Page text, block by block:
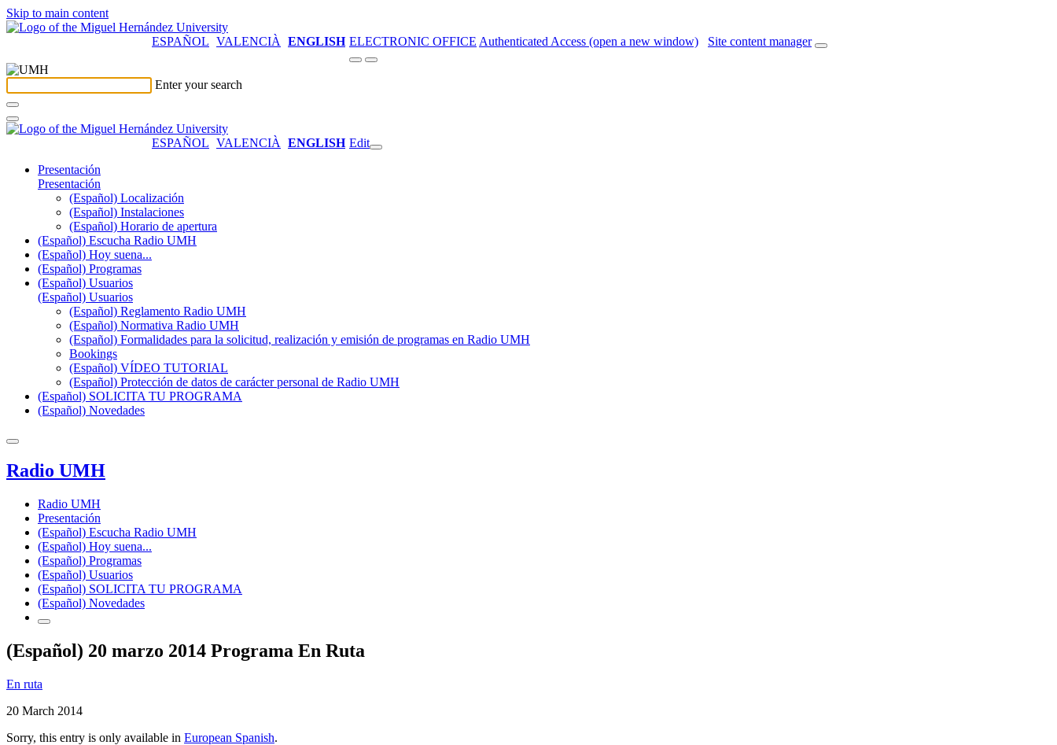
Skip to main content
ESPAÑOL VALENCIÀ ENGLISH ELECTRONIC OFFICE Authenticated Access (open a new window) Site content manager
Enter your search
ESPAÑOL VALENCIÀ ENGLISH Edit
Presentación
Presentación
(Español) Localización
(Español) Instalaciones
(Español) Horario de apertura
(Español) Escucha Radio UMH
(Español) Hoy suena...
(Español) Programas
(Español) Usuarios
(Español) Usuarios
(Español) Reglamento Radio UMH
(Español) Normativa Radio UMH
(Español) Formalidades para la solicitud, realización y emisión de programas en Radio UMH
Bookings
(Español) VÍDEO TUTORIAL
(Español) Protección de datos de carácter personal de Radio UMH
(Español) SOLICITA TU PROGRAMA
(Español) Novedades
Radio UMH
Radio UMH
Presentación
(Español) Escucha Radio UMH
(Español) Hoy suena...
(Español) Programas
(Español) Usuarios
(Español) SOLICITA TU PROGRAMA
(Español) Novedades
(Español) 20 marzo 2014 Programa En Ruta
En ruta
20 March 2014
Sorry, this entry is only available in European Spanish.